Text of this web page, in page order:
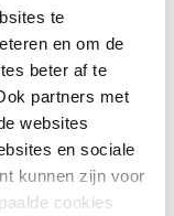
te
en om de
beter af te
partners met
websites
en sociale
kunnen zijn voor
cookies
als
ecologisch (E),
indien ze zich
negatief
veroorzaken’.
met een
van